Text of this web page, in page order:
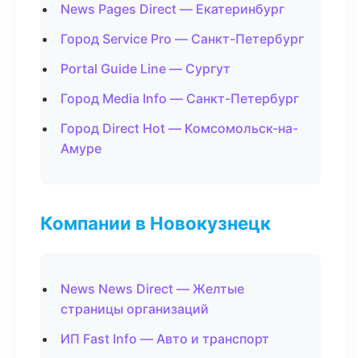
News Pages Direct — Екатеринбург
Город Service Pro — Санкт-Петербург
Portal Guide Line — Сургут
Город Media Info — Санкт-Петербург
Город Direct Hot — Комсомольск-на-
Амуре
Компании в Новокузнецк
News News Direct — Желтые
страницы организаций
ИП Fast Info — Авто и транспорт